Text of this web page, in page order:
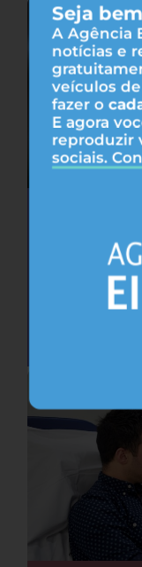
Seja
A Agência
notícias e
veículos
fazer o
E agora
reproduzir
sociais.
privação